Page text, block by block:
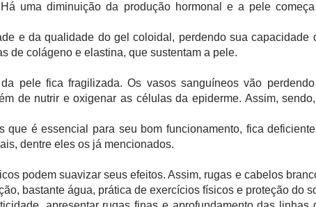
uma diminuição da produção hormonal e a pele
e da qualidade do gel coloidal, perdendo sua capacidade
de colágeno e elastina, que sustentam a pele.
pele fica fragilizada. Os vasos sanguíneos vão
de nutrir e oxigenar as células da epiderme. Assim,
é essencial para seu bom funcionamento, fica
dentre eles os já mencionados.
podem suavizar seus efeitos. Assim, rugas e cabelos
bastante água, prática de exercícios físicos e proteção do